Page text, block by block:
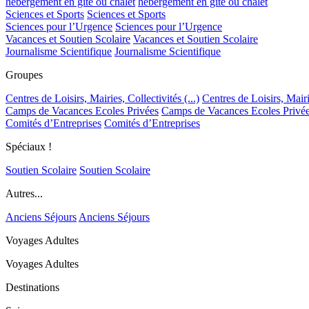
Sciences et Sports Sciences et Sports
Sciences pour l’Urgence Sciences pour l’Urgence
Vacances et Soutien Scolaire Vacances et Soutien Scolaire
Journalisme Scientifique Journalisme Scientifique
Groupes
Centres de Loisirs, Mairies, Collectivités (...) Centres de Loisirs,
Camps de Vacances Ecoles Privées Camps de Vacances Ecoles
Comités d’Entreprises Comités d’Entreprises
Spéciaux !
Soutien Scolaire Soutien Scolaire
Autres...
Anciens Séjours Anciens Séjours
Voyages Adultes
Voyages Adultes
Destinations